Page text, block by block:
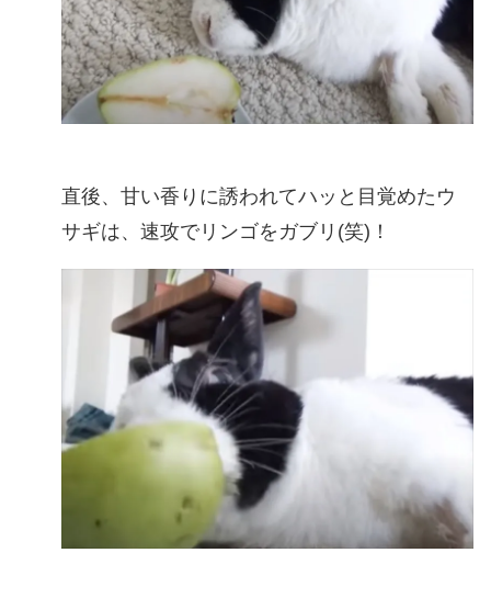
直後、甘い香りに誘われてハッと目覚めたウ
サギは、速攻でリンゴをガブリ(笑)！